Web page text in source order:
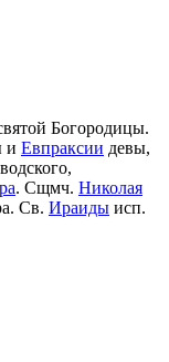
Богородицы.
и Евпраксии девы,
. Сщмч. Николая
Св. Ираиды исп.